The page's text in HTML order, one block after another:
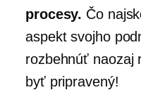
procesy. Čo
aspekt svojho
rozbehnúť naozaj
byť pripravený!